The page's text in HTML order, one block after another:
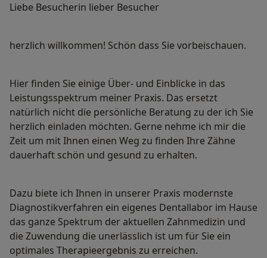
Liebe Besucherin lieber Besucher
herzlich willkommen! Schön dass Sie vorbeischauen.
Hier finden Sie einige Über- und Einblicke in das
Leistungsspektrum meiner Praxis. Das ersetzt
natürlich nicht die persönliche Beratung zu der ich Sie
herzlich einladen möchten. Gerne nehme ich mir die
Zeit um mit Ihnen einen Weg zu finden Ihre Zähne
dauerhaft schön und gesund zu erhalten.
Dazu biete ich Ihnen in unserer Praxis modernste
Diagnostikverfahren ein eigenes Dentallabor im Hause
das ganze Spektrum der aktuellen Zahnmedizin und
die Zuwendung die unerlässlich ist um für Sie ein
optimales Therapieergebnis zu erreichen.